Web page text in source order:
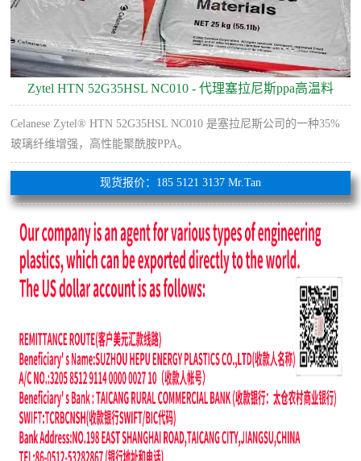
Zytel HTN 52G35HSL NC010 - 代理塞拉尼斯ppa高温料
Celanese Zytel® HTN 52G35HSL NC010 是塞拉尼斯公司的一种35%
玻璃纤维增​​强，高性能聚酰胺PPA。
现货报价：185 5121 3137 Mr.Tan